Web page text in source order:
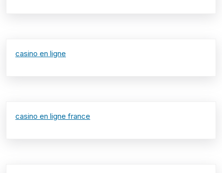
casino en ligne
casino en ligne france